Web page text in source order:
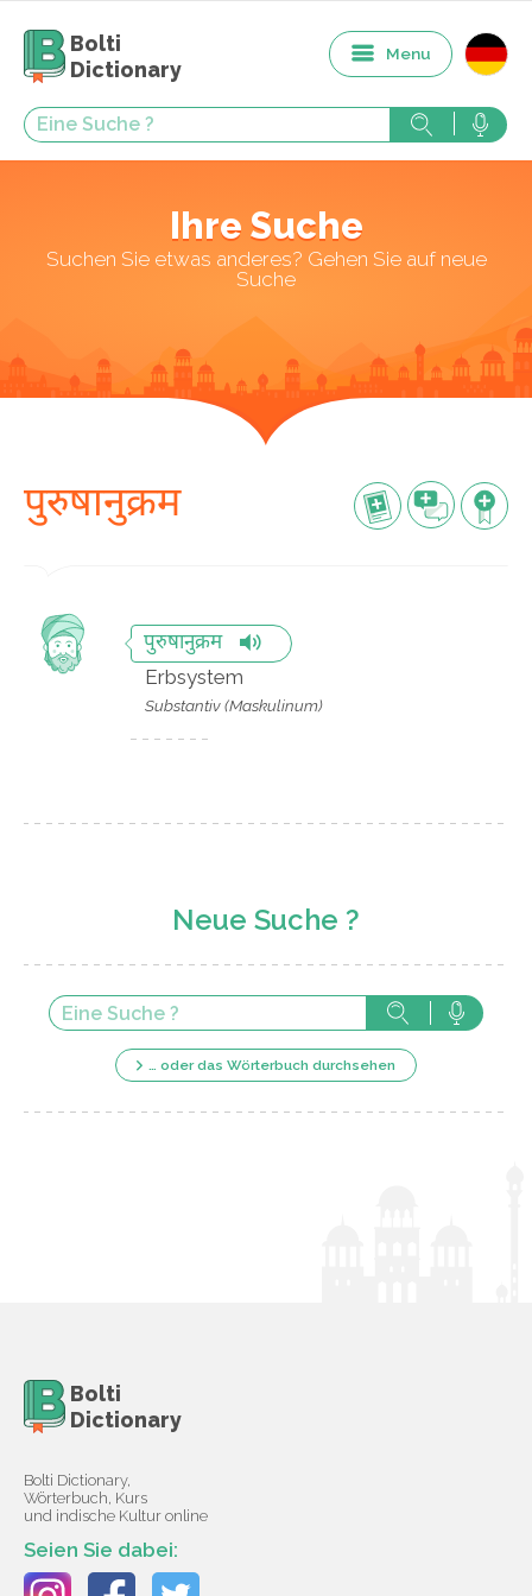
Bolti
Dictionary
Menu
Ihre Suche
Suchen Sie etwas anderes? Gehen Sie auf neue
Suche
पुरुषानुक्रम
पुरुषानुक्रम
Erbsystem
Substantiv (Maskulinum)
Neue Suche ?
… oder das Wörterbuch durchsehen
Bolti
Dictionary
Bolti Dictionary,
Wörterbuch, Kurs
und indische Kultur online
Seien Sie dabei: